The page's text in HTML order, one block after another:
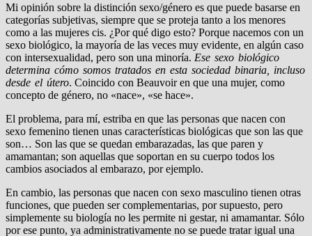
Mi opinión sobre la distinción sexo/género es que puede basarse en
categorías subjetivas, siempre que se proteja tanto a los menores
como a las mujeres cis. ¿Por qué digo esto? Porque nacemos con un
sexo biológico, la mayoría de las veces muy evidente, en algún caso
con intersexualidad, pero son una minoría. Ese sexo biológico
determina cómo somos tratados en esta sociedad binaria, incluso
desde el útero. Coincido con Beauvoir en que una mujer, como
concepto de género, no «nace», «se hace».
El problema, para mí, estriba en que las personas que nacen con
sexo femenino tienen unas características biológicas que son las que
son… Son las que se quedan embarazadas, las que paren y
amamantan; son aquellas que soportan en su cuerpo todos los
cambios asociados al embarazo, por ejemplo.
En cambio, las personas que nacen con sexo masculino tienen otras
funciones, que pueden ser complementarias, por supuesto, pero
simplemente su biología no les permite ni gestar, ni amamantar. Sólo
por ese punto, ya administrativamente no se puede tratar igual una